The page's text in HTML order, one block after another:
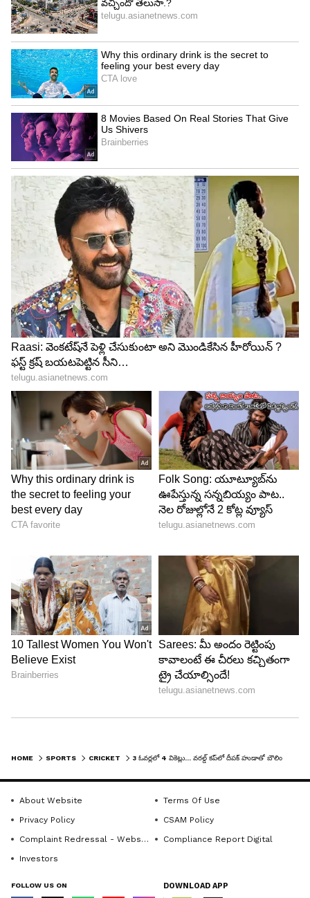
4
9
బ్యాటింగ్‌లో డకౌట్ అయిన దీపక్ హుడా, బౌలింగ్‌లో మాత్రం
హ్యాట్రిక్ తీసే ఛాన్స్‌ని తృటిలో మిస్ అయ్యాడు. మొదటి
ఓవర్‌లో 6 పరుగులు ఇచ్చిన దీపక్ హుడా, తన రెండో
ఓవర్‌లో 3 పరుగులిచ్చి డేంజరస్ బ్యాటర్ డార్ల్ మిచెల్‌ని
పెవిలియన్ చేర్చాడు.
5
9
కొన్నాళ్లుగా టీమిండియాని వేధిస్తున్న ఇన్నింగ్స్ 19వ ఓవర్‌లో
బంతిని అందుకున్న హుడా... ఇష్ సోధీ, టిమ్ సౌథీలను
వరుస బంతుల్లో అవుట్ చేశాడు. ఆ తర్వాతి బంతికి లూకీ
ఫర్గూసన్ సింగిల్ తీయగా ఐదో బంతికి మిల్నేని అవుట్ చేసి
6
9
HOME SPORTS CRICKET
About Website
Terms Of Use
Privacy Policy
CSAM Policy
Complaint Redressal - Website
Compliance Report Digital
Investors
FOLLOW US ON DOWNLOAD APP